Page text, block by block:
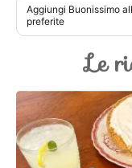
Aggiungi Buonissimo
preferite
Le